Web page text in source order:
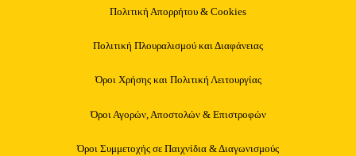
Πολιτική Απορρήτου & Cookies
Πολιτική Πλουραλισμού και Διαφάνειας
Όροι Χρήσης και Πολιτική Λειτουργίας
Όροι Αγορών, Αποστολών & Επιστροφών
Όροι Συμμετοχής σε Παιχνίδια & Διαγωνισμούς